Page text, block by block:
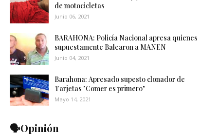
de motocicletas
Junio 06, 2021
BARAHONA: Policía Nacional apresa quienes
supuestamente Balearon a MANEN
Junio 04, 2021
Barahona: Apresado supesto clonador de
Tarjetas "Comer es primero"
Mayo 14, 2021
🗣️Opinión